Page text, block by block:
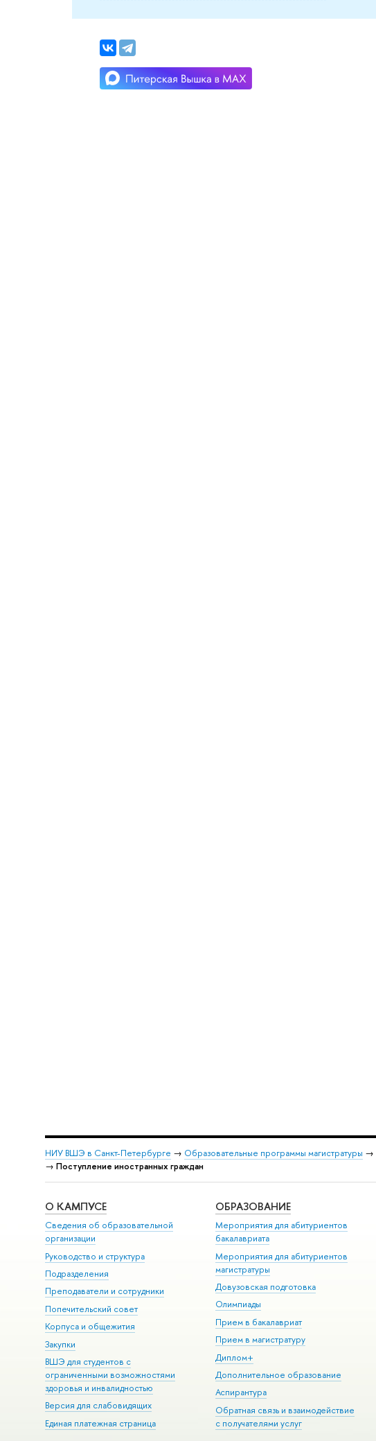
НИУ ВШЭ в Санкт-Петербурге → Образовательные программы магистратуры →
→ Поступление иностранных граждан
О КАМПУСЕ
Сведения об образовательной
организации
Руководство и структура
Подразделения
Преподаватели и сотрудники
Попечительский совет
Корпуса и общежития
Закупки
ВШЭ для студентов с
ограниченными возможностями
здоровья и инвалидностью
Версия для слабовидящих
Единая платежная страница
ОБРАЗОВАНИЕ
Мероприятия для абитуриентов
бакалавриата
Мероприятия для абитуриентов
магистратуры
Довузовская подготовка
Олимпиады
Прием в бакалавриат
Прием в магистратуру
Диплом+
Дополнительное образование
Аспирантура
Обратная связь и взаимодействие
с получателями услуг